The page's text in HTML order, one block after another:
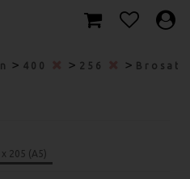
> 400 > 256 >
x 205 (A5)